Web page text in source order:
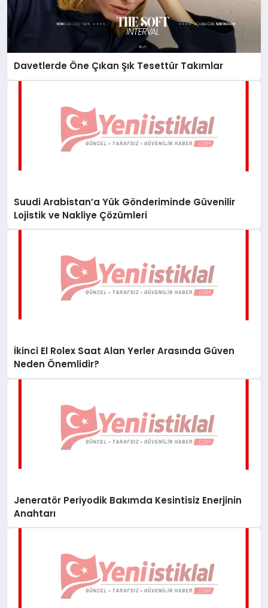
Davetlerde Öne Çıkan Şık Tesettür Takımlar
Suudi Arabistan’a Yük Gönderiminde Güvenilir
Lojistik ve Nakliye Çözümleri
İkinci El Rolex Saat Alan Yerler Arasında Güven
Neden Önemlidir?
Jeneratör Periyodik Bakımda Kesintisiz Enerjinin
Anahtarı